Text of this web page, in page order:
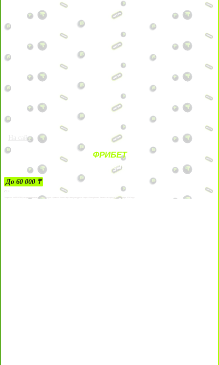
На сайт
ФРИБЕТ
ЗА ДЕПОЗИТЫ
До 60 000 ₸
21+
Лицензии №24514359, выданной комитетом индустрии туризма Министерства культуры и спорта Республики Казахстан срок до 27 сентября 2034 года.